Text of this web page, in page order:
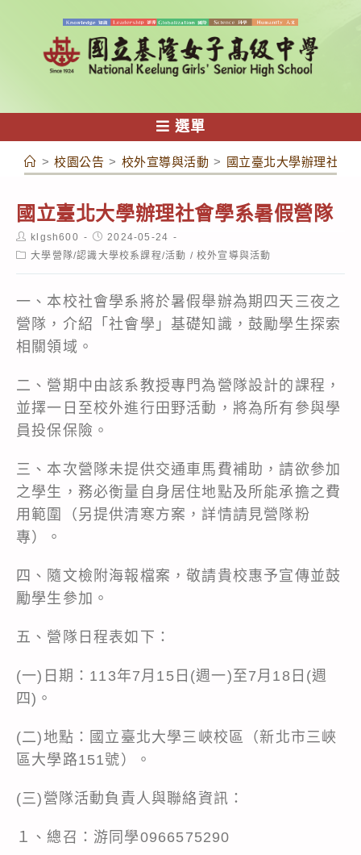
容
選單
> 校園公告 > 校外宣導與活動 > 國立臺北大學辦理社會
國立臺北大學辦理社會學系暑假營隊
Post
author:
klgsh600
Post
published:
2024-05-24
Post大學營隊/認識大學校系課程/活動 / 校外宣導與活動
一、本校社會學系將於暑假舉辦為期四天三夜之
營隊，介紹「社會學」基礎知識，鼓勵學生探索
相關領域。
二、營期中由該系教授專門為營隊設計的課程，
並擇一日至校外進行田野活動，將為所有參與學
員投保保險。
三、本次營隊未提供交通車馬費補助，請欲參加
之學生，務必衡量自身居住地點及所能承擔之費
用範圍（另提供清寒方案，詳情請見營隊粉
專）。
四、隨文檢附海報檔案，敬請貴校惠予宣傳並鼓
勵學生參加。
五、營隊日程表如下：
(一)日期：113年7月15日(週一)至7月18日(週
四)。
(二)地點：國立臺北大學三峽校區（新北市三峽
區大學路151號）。
(三)營隊活動負責人與聯絡資訊：
１、總召：游同學0966575290